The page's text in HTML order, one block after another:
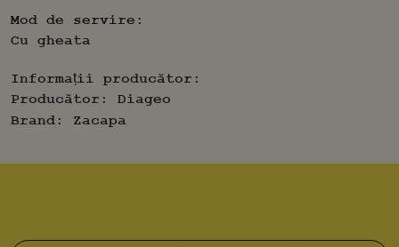
Mod de servire:
Cu gheata
Informații producător:
Producător:
Diageo
Brand:
Zacapa